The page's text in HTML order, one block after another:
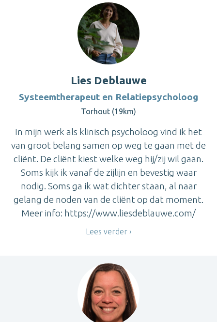
Lies Deblauwe
Systeemtherapeut en Relatiepsycholoog
Torhout (19km)
In mijn werk als klinisch psycholoog vind ik het
van groot belang samen op weg te gaan met de
cliënt. De cliënt kiest welke weg hij/zij wil gaan.
Soms kijk ik vanaf de zijlijn en bevestig waar
nodig. Soms ga ik wat dichter staan, al naar
gelang de noden van de cliënt op dat moment.
Meer info: https://www.liesdeblauwe.com/
Lees verder